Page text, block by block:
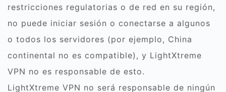
restricciones regulatorias o de red en su región,
no puede iniciar sesión o conectarse a algunos
o todos los servidores (por ejemplo, China
continental no es compatible), y LightXtreme
VPN no es responsable de esto.
LightXtreme VPN no será responsable de ningún